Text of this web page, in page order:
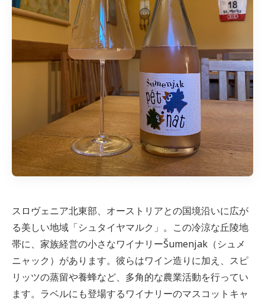
スロヴェニア北東部、オーストリアとの国境沿いに広が
る美しい地域「シュタイヤマルク」。この冷涼な丘陵地
帯に、家族経営の小さなワイナリーŠumenjak（シュメ
ニャック）があります。彼らはワイン造りに加え、スピ
リッツの蒸留や養蜂など、多角的な農業活動を行ってい
ます。ラベルにも登場するワイナリーのマスコットキャ